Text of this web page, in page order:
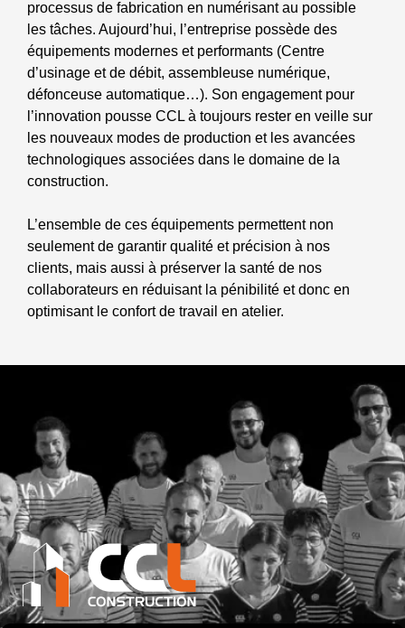
processus de fabrication en numérisant au possible
les tâches. Aujourd’hui, l’entreprise possède des
équipements modernes et performants (Centre
d’usinage et de débit, assembleuse numérique,
défonceuse automatique…). Son engagement pour
l’innovation pousse CCL à toujours rester en veille sur
les nouveaux modes de production et les avancées
technologiques associées dans le domaine de la
construction.
L’ensemble de ces équipements permettent non
seulement de garantir qualité et précision à nos
clients, mais aussi à préserver la santé de nos
collaborateurs en réduisant la pénibilité et donc en
optimisant le confort de travail en atelier.